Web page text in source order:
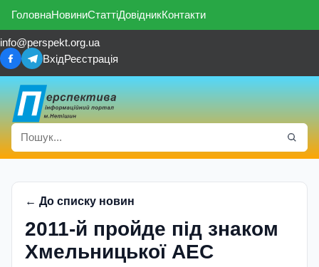
ГоловнаНовиниСтаттіДовідникКонтакти
info@perspekt.org.ua
ВхідРеєстрація
← До списку новин
2011-й пройде під знаком
Хмельницької АЕС